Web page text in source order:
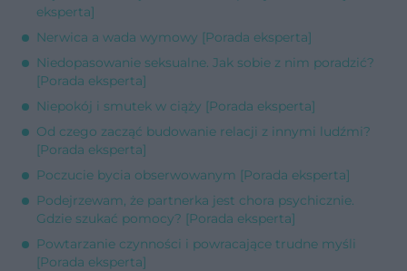
eksperta]
Nerwica a wada wymowy [Porada eksperta]
Niedopasowanie seksualne. Jak sobie z nim poradzić?
[Porada eksperta]
Niepokój i smutek w ciąży [Porada eksperta]
Od czego zacząć budowanie relacji z innymi ludźmi?
[Porada eksperta]
Poczucie bycia obserwowanym [Porada eksperta]
Podejrzewam, że partnerka jest chora psychicznie.
Gdzie szukać pomocy? [Porada eksperta]
Powtarzanie czynności i powracające trudne myśli
[Porada eksperta]